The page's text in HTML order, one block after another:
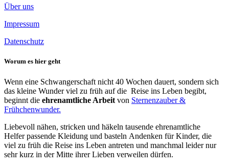
Über uns
Impressum
Datenschutz
Worum es hier geht
Wenn eine Schwangerschaft nicht 40 Wochen dauert, sondern sich
das kleine Wunder viel zu früh auf die Reise ins Leben begibt,
beginnt die ehrenamtliche Arbeit von Sternenzauber &
Frühchenwunder.
Liebevoll nähen, stricken und häkeln tausende ehrenamtliche
Helfer passende Kleidung und basteln Andenken für Kinder, die
viel zu früh die Reise ins Leben antreten und manchmal leider nur
sehr kurz in der Mitte ihrer Lieben verweilen dürfen.